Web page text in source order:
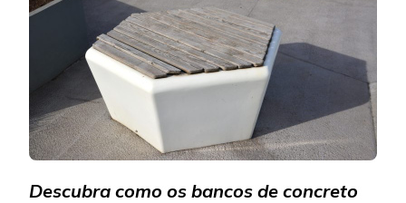
DE
PADRÃO
Descubra como os bancos de concreto